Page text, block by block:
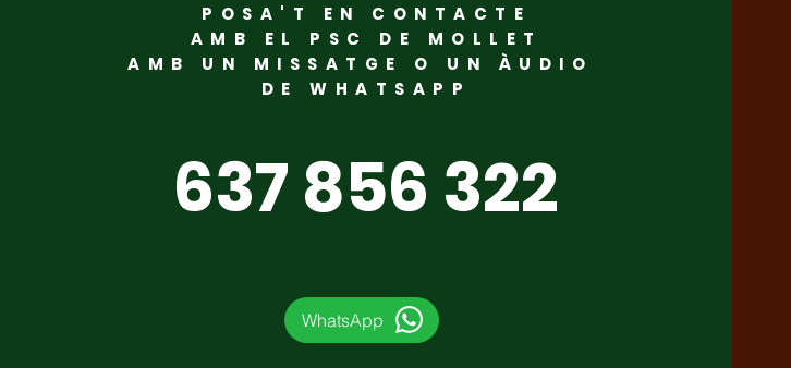
Mollet acull la
constitució del Consell
LGTBI del PSC del Vallès
ni a cop de titular ni a
POSA'T EN CONTACTE
AMB EL PSC DE MOLLET
AMB UN MISSATGE O UN ÀUDIO
DE WHATSAPP
637 856 322
WhatsApp